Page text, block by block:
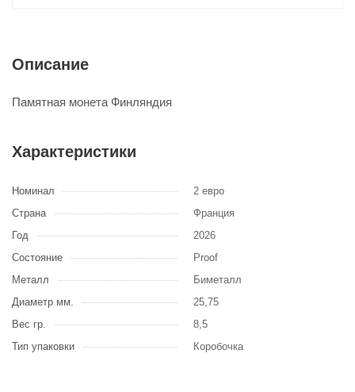
Описание
Памятная монета Финляндия
Характеристики
Номинал
2 евро
Страна
Франция
Год
2026
Состояние
Proof
Металл
Биметалл
Диаметр мм.
25,75
Вес гр.
8,5
Тип упаковки
Коробочка